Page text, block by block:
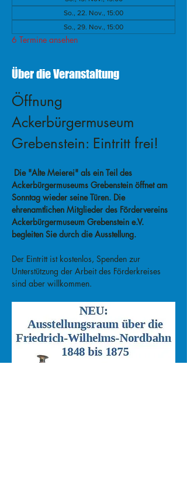
So., 22. Nov., 15:00
So., 29. Nov., 15:00
6 Termine ansehen
Über die Veranstaltung
Öffnung
Ackerbürgermuseum
Grebenstein: Eintritt frei!
Die "Alte Meierei" als ein Teil des
Ackerbürgermuseums Grebenstein öffnet am
Sonntag wieder seine Türen. Die
ehrenamtlichen Mitglieder des Fördervereins
Ackerbürgermuseum Grebenstein e.V.
begleiten Sie durch die Ausstellung.
Der Eintritt ist kostenlos, Spenden zur
Unterstützung der Arbeit des Förderkreises
sind aber willkommen.